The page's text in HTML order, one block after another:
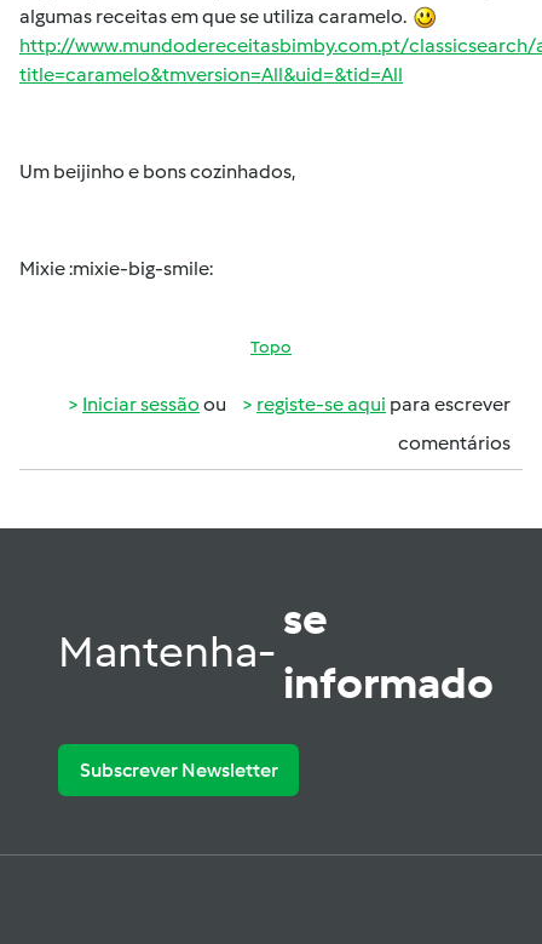
algumas receitas em que se utiliza caramelo.
http://www.mundodereceitasbimby.com.pt/classicsearch/
title=caramelo&tmversion=All&uid=&tid=All
Um beijinho e bons cozinhados,
Mixie :mixie-big-smile:
Topo
Iniciar sessão ou registe-se aqui para escrever
comentários
Mantenha-
se
informado
Subscrever Newsletter